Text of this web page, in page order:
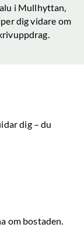
i Mullhyttan,
dig vidare om
dig – du
om bostaden.